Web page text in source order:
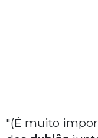
"(É muito